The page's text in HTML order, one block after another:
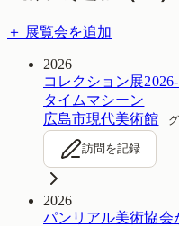
＋ 展覧会を追加
2026
コレクション展
タイムマシーン
広島市現代美術館
訪問を記録
2026
パンリアル美術協会